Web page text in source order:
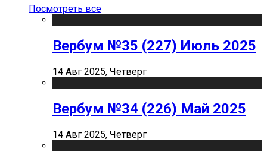
Посмотреть все
Вербум №35 (227) Июль 2025
14 Авг 2025, Четверг
Вербум №34 (226) Май 2025
14 Авг 2025, Четверг